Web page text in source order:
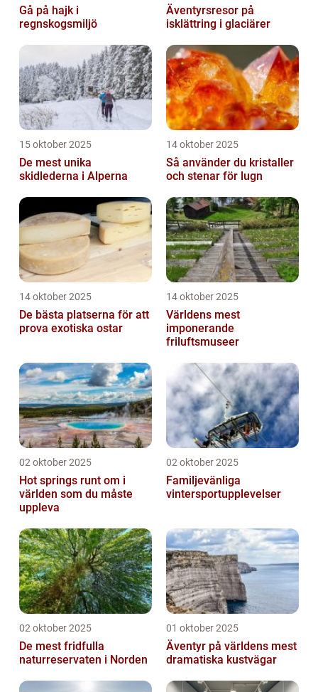
Gå på hajk i
regnskogsmiljö
Äventyrsresor på
isklättring i glaciärer
15 oktober 2025
De mest unika
skidlederna i Alperna
14 oktober 2025
Så använder du kristaller
och stenar för lugn
14 oktober 2025
De bästa platserna för att
prova exotiska ostar
14 oktober 2025
Världens mest
imponerande
friluftsmuseer
02 oktober 2025
Hot springs runt om i
världen som du måste
uppleva
02 oktober 2025
Familjevänliga
vintersportupplevelser
02 oktober 2025
De mest fridfulla
naturreservaten i Norden
01 oktober 2025
Äventyr på världens mest
dramatiska kustvägar